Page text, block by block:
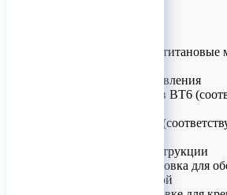
Ортодонтические
Материалы изготовления
• Титановый сплав ВТ6
• Сплав Ti6Al7Nb
Особенности конструкции
• Цветовая маркировка для
конуса под шляпкой